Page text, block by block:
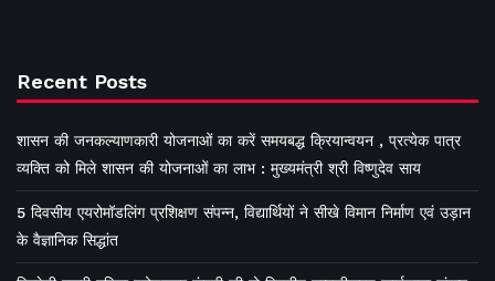
Recent Posts
शासन की जनकल्याणकारी योजनाओं का करें समयबद्ध क्रियान्वयन , प्रत्येक पात्र
व्यक्ति को मिले शासन की योजनाओं का लाभ : मुख्यमंत्री श्री विष्णुदेव साय
5 दिवसीय एयरोमॉडलिंग प्रशिक्षण संपन्न, विद्यार्थियों ने सीखे विमान निर्माण एवं उड़ान
के वैज्ञानिक सिद्धांत